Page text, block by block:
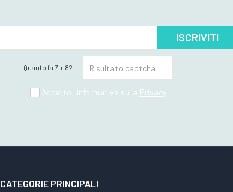
ISCRIVITI
Quanto fa 7 + 8?
Accetto l'informativa sulla Privacy
CATEGORIE PRINCIPALI